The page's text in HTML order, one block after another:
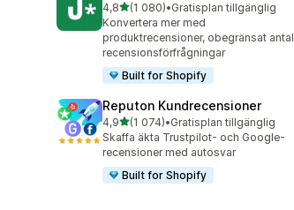
4,8av 5 stjärnor
(1 080)
1080 recensioner totalt
•Gratisplan tillgänglig
Konvertera mer med
produktrecensioner, obegränsat antal
recensionsförfrågningar
Built for Shopify
Reputon Kundrecensioner
4,9av 5 stjärnor
(1 074)
1074 recensioner totalt
•Gratisplan tillgänglig
Skaffa äkta Trustpilot- och Google-
recensioner med autosvar
Built for Shopify